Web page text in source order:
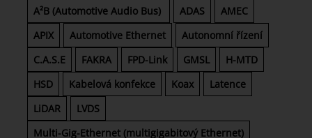
A²B (Automotive Audio Bus) ADAS
AMEC
APIX
Automotive Ethernet
Autonomní řízení
C.A.S.E
FAKRA FPD-Link GMSL
H-MTD
HSD
Kabelová konfekce Koax
Latence
LiDAR
LVDS
Multi-Gig-Ethernet (multigigabitový Ethernet)